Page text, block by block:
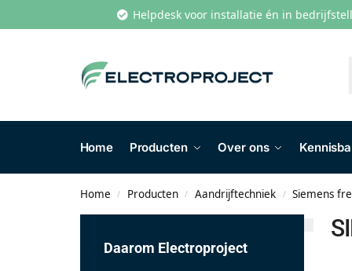
Helpdesk voor installatie én in
Home Producten Over ons
Home / Producten / Aandrijftechniek / Siemens
Daarom Electroproject